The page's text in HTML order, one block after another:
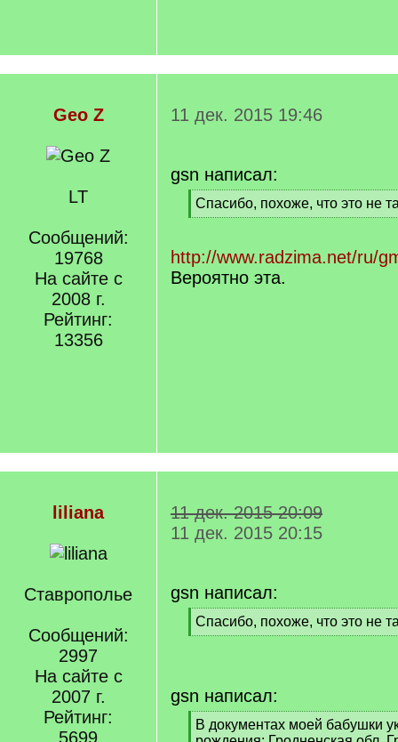
Geo Z
LT
Сообщений:
19768
На сайте с
2008 г.
Рейтинг:
13356
11 дек. 2015 19:46
gsn написал:
[
q
Спасибо, похоже, что это не
[
q
]
http://www.radzima.net/ru/
Вероятно эта.
liliana
Ставрополье
Сообщений:
2997
На сайте с
2007 г.
Рейтинг:
5699
11 дек. 2015 20:09
11 дек. 2015 20:15
gsn написал:
[
q
Спасибо, похоже, что это не
[
gsn написал:
[В документах моей бабушки